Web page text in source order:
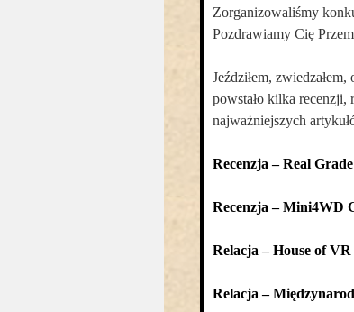
Zorganizowaliśmy
Pozdrawiamy Cię
Jeździłem,
powstało kilka
najważniejszych
Recenzja – Real
Recenzja – Mini4WD
Relacja – House of VR
Relacja –